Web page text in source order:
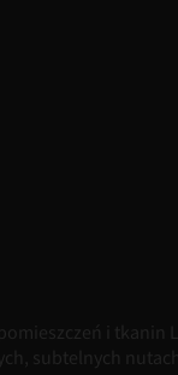
i tkanin
subtelnych